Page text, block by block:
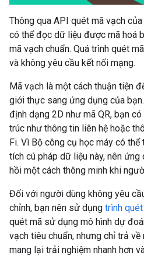
Thông qua API quét mã vạch
có thể đọc dữ liệu được mã hoá
mã vạch chuẩn. Quá trình quét
và không yêu cầu kết nối mạng.
Mã vạch là một cách thuận tiện
giới thực sang ứng dụng của
định dạng 2D như mã QR, bạn
trúc như thông tin liên hệ hoặc
Fi. Vì Bộ công cụ học máy có
tích cú pháp dữ liệu này, nên
hồi một cách thông minh khi
Đối với người dùng không yêu
chỉnh, bạn nên sử dụng trình
quét mã sử dụng mô hình dự
vạch tiêu chuẩn, nhưng chỉ trả
mang lại trải nghiệm nhanh hơn